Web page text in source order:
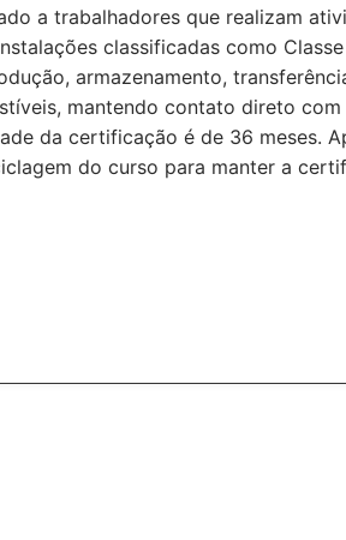
a trabalhadores que realizam
classificadas como Classe
armazenamento,
mantendo contato direto
da certificação é de 36 meses.
do curso para manter a